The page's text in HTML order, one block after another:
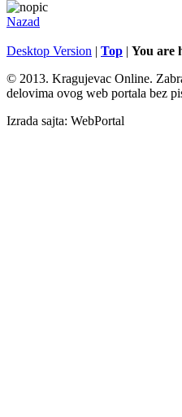
Nazad
Desktop Version | Top | You are
© 2013. Kragujevac Online.
delovima ovog web portala bez
Izrada sajta: WebPortal